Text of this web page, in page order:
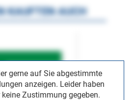
gerne auf Sie abgestimmte
anzeigen. Leider haben
Zustimmung gegeben.
KAUFTEN AUCH